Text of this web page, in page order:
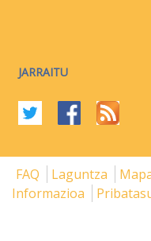
JARRAITU
FAQ Laguntza
Informazioa